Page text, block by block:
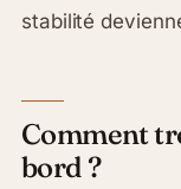
stabilité
Comment
bord ?